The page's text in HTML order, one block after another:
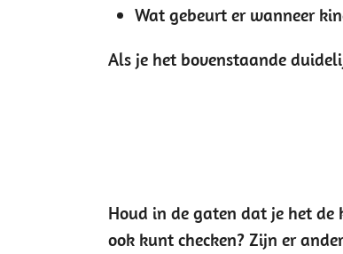
Wat gebeurt er wanneer
Als je het bovenstaande
Houd in de gaten dat je het
ook kunt checken? Zijn er